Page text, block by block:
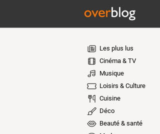
Les plus lus
Cinéma & TV
Musique
Loisirs & Culture
Cuisine
Déco
Beauté & santé